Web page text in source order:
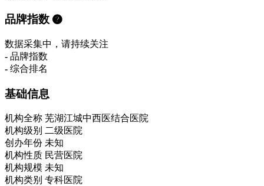
品牌指数
数据采集中，请持续关注
- 品牌指数
- 综合排名
基础信息
机构全称 芜湖江城中西医结合医院
机构级别 二级医院
创办年份 未知
机构性质 民营医院
机构规模 未知
机构类别 专科医院